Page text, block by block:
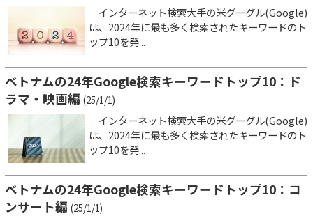
インターネット検索大手の米グーグル(Google)
は、2024年に最も多く検索されたキーワードのト
ップ10を発...
ベトナムの24年Google検索キーワードトップ10：ド
ラマ・映画編 (25/1/1)
インターネット検索大手の米グーグル(Google)
は、2024年に最も多く検索されたキーワードのト
ップ10を発...
ベトナムの24年Google検索キーワードトップ10：コ
ンサート編 (25/1/1)